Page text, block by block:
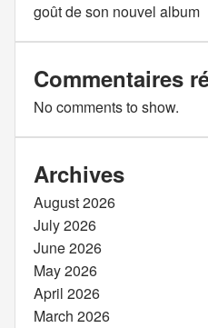
goût de son nouvel album
Commentaires
No comments to show.
Archives
August 2026
July 2026
June 2026
May 2026
April 2026
March 2026